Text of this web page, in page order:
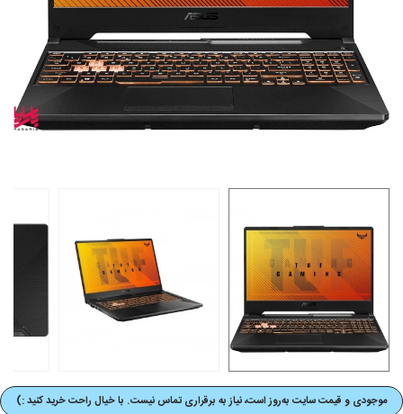
موجودی و قیمت‌ سایت به‌روز است، نیاز به برقراری تماس نیست. با خیال راحت خرید کنید :)